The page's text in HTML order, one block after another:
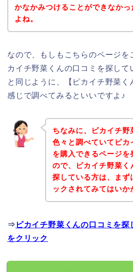
かなかみつけることができなかっ
よね。
なので、もしもこちらのページを
カイチ野菜くんの口コミを探して
と同じように、【ピカイチ野菜
感じで調べてみるといいですよ♪
ちなみに、ピカイチ野
色々と調べていてピカ
を購入できるページを
ので、ピカイチ野菜く
探している方は、まず
ックされてみてはいか
⇒ ピカイチ野菜くんの口コミを探
をクリック